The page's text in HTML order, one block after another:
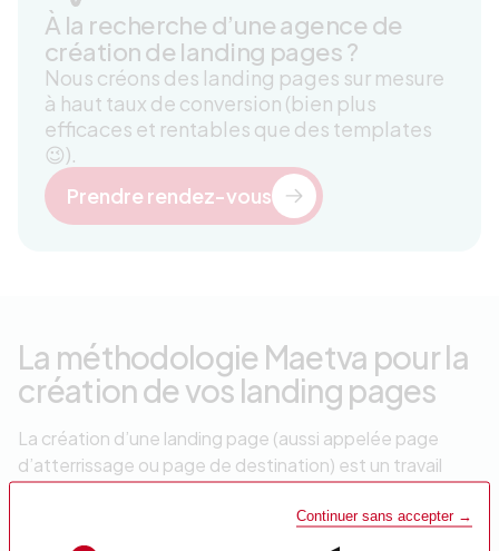
Continuer sans accepter →
À la recherche d’une agence de
création de landing pages ?
Nous créons des landing pages sur mesure
à haut taux de conversion (bien plus
efficaces et rentables que des templates
😉).
Prendre rendez-vous
La méthodologie Maetva pour la
création de vos landing pages
La création d’une landing page (aussi appelée page
d’atterrissage ou page de destination) est un travail
minutieux, tant sur le fond que sur la forme :
définition des objectifs et du public cible pour